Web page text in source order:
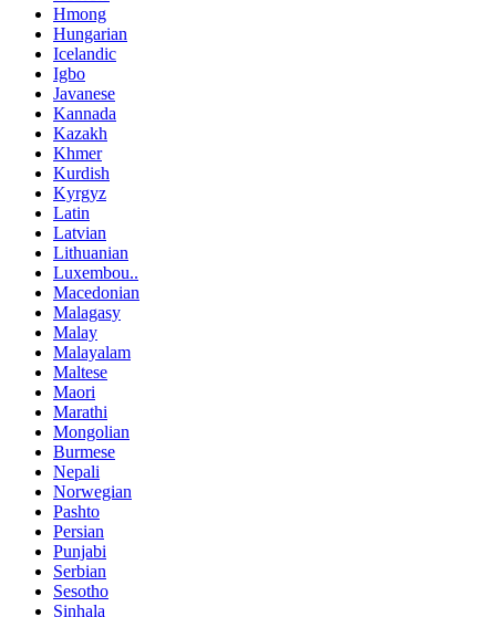
Hmong
Hungarian
Icelandic
Igbo
Javanese
Kannada
Kazakh
Khmer
Kurdish
Kyrgyz
Latin
Latvian
Lithuanian
Luxembou..
Macedonian
Malagasy
Malay
Malayalam
Maltese
Maori
Marathi
Mongolian
Burmese
Nepali
Norwegian
Pashto
Persian
Punjabi
Serbian
Sesotho
Sinhala